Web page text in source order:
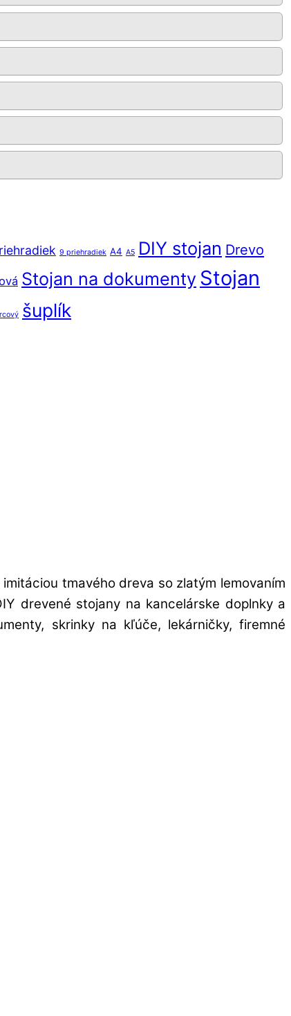
9 priehradiek A4 A5 DIY stojan Drevo
Stojan na dokumenty Stojan
šuplík
tmavého dreva so zlatým lemovaním
drevené stojany na kancelárske doplnky a
skrinky na kľúče, lekárničky, firemné